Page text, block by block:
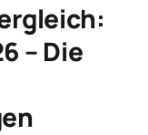
– Die